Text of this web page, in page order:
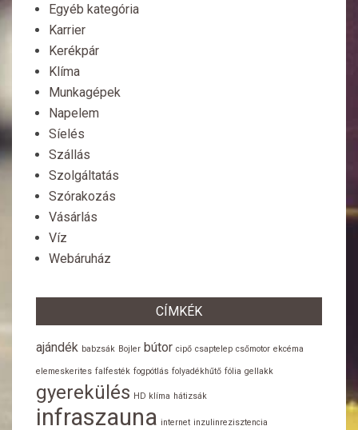
Egyéb kategória
Karrier
Kerékpár
Klíma
Munkagépek
Napelem
Síelés
Szállás
Szolgáltatás
Szórakozás
Vásárlás
Víz
Webáruház
CÍMKÉK
ajándék babzsák Bojler bútor cipő csaptelep csőmotor ekcéma
elemeskerites falfesték fogpótlás folyadékhűtő fólia gellakk
gyerekülés HD klíma hátizsák
infraszauna internet inzulinrezisztencia